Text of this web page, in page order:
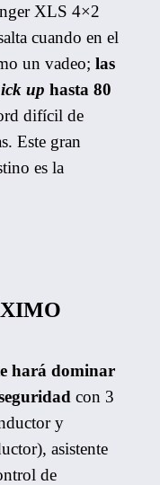
XLS 4×2
cuando en el
un vadeo; las
up hasta 80
difícil de
Este gran
es la
hará dominar
con 3
y
asistente
de